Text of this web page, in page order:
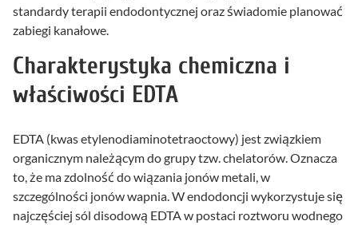
standardy terapii endodontycznej oraz świadomie planować
zabiegi kanałowe.
Charakterystyka chemiczna i
właściwości EDTA
EDTA (kwas etylenodiaminotetraoctowy) jest związkiem
organicznym należącym do grupy tzw. chelatorów. Oznacza
to, że ma zdolność do wiązania jonów metali, w
szczególności jonów wapnia. W endodoncji wykorzystuje się
najczęściej sól disodową EDTA w postaci roztworu wodnego